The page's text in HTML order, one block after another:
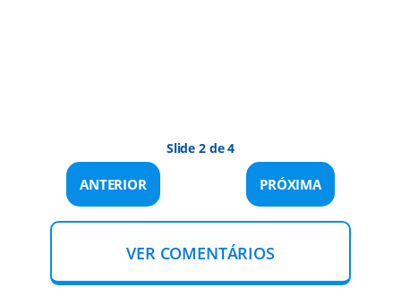
Slide 2 de 4
ANTERIOR PRÓXIMA
VER COMENTÁRIOS